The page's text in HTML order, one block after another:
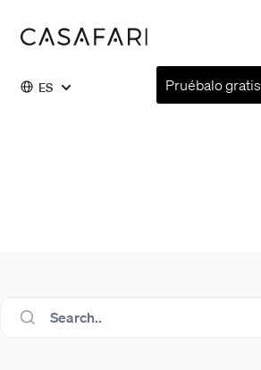
ES Pruébalo gratis
Search..